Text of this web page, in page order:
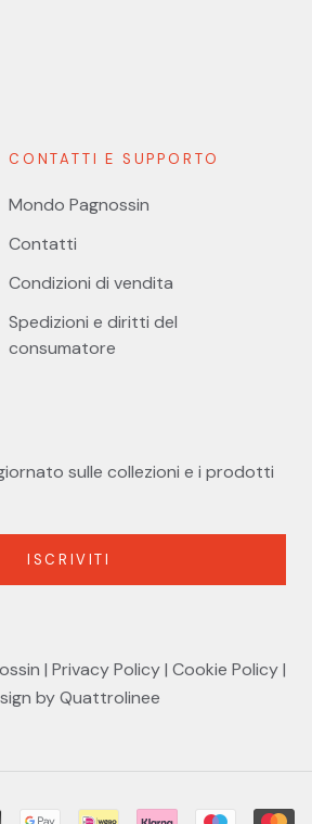
CONTATTI E SUPPORTO
Mondo Pagnossin
Contatti
Condizioni di vendita
Spedizioni e diritti del
consumatore
sulle collezioni e i prodotti
ISCRIVITI
| Privacy Policy| Cookie Policy|
by Quattrolinee